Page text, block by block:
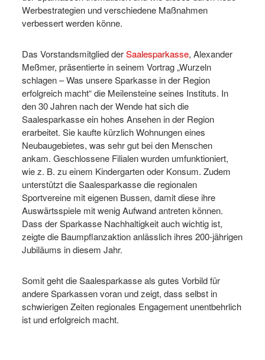
Werbestrategien und verschiedene Maßnahmen
verbessert werden könne.
Das Vorstandsmitglied derSaalesparkasse, Alexander
Meßmer, präsentierte in seinem Vortrag „Wurzeln
schlagen – Was unsere Sparkasse in der Region
erfolgreich macht“ die Meilensteine seines Instituts. In
den 30 Jahren nach der Wende hat sich die
Saalesparkasse ein hohes Ansehen in der Region
erarbeitet. Sie kaufte kürzlich Wohnungen eines
Neubaugebietes, was sehr gut bei den Menschen
ankam. Geschlossene Filialen wurden umfunktioniert,
wie z. B. zu einem Kindergarten oder Konsum. Zudem
unterstützt die Saalesparkasse die regionalen
Sportvereine mit eigenen Bussen, damit diese ihre
Auswärtsspiele mit wenig Aufwand antreten können.
Dass der Sparkasse Nachhaltigkeit auch wichtig ist,
zeigte die Baumpflanzaktion anlässlich ihres 200-jährigen
Jubiläums in diesem Jahr.
Somit geht die Saalesparkasse als gutes Vorbild für
andere Sparkassen voran und zeigt, dass selbst in
schwierigen Zeiten regionales Engagement unentbehrlich
ist und erfolgreich macht.